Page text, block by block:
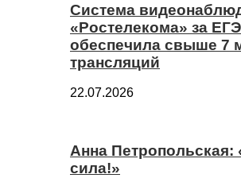
Система
«Ростелекома» за
обеспечила свыше 7
трансляций
22.07.2026
Анна
сила!»